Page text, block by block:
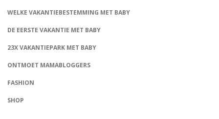
WELKE VAKANTIEBESTEMMING MET BABY
DE EERSTE VAKANTIE MET BABY
23X VAKANTIEPARK MET BABY
ONTMOET MAMABLOGGERS
FASHION
SHOP